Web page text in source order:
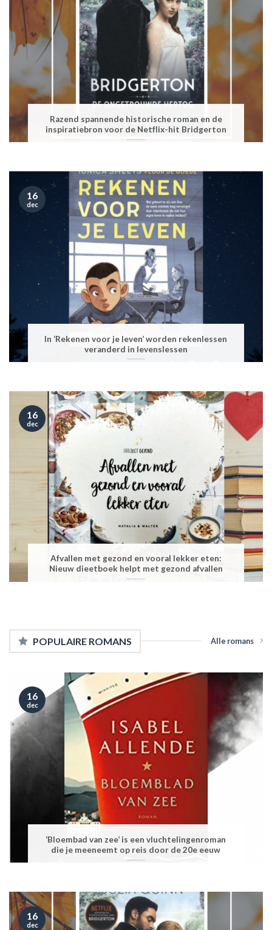
Razend spannende historische roman en de
inspiratiebron voor de Netflix-hit Bridgerton
In ‘Rekenen voor je leven’ worden rekenlessen
veranderd in levenslessen
16
dec
Afvallen met gezond en vooral lekker eten:
Nieuw dieetboek helpt met gezond afvallen
16
dec
POPULAIRE ROMANS Alle romans
‘Bloembad van zee’ is een vluchtelingenroman
die je meeneemt op reis door de 20e eeuw
16
dec
16
dec